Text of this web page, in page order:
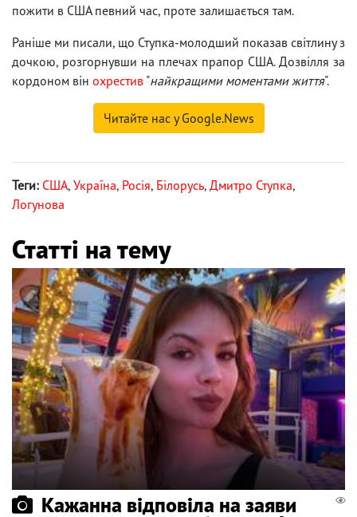
пожити в США певний час, проте залишається там.
Раніше ми писали, що Ступка-молодший показав світлину з
дочкою, розгорнувши на плечах прапор США. Дозвілля за
кордоном він охрестив "найкращими моментами життя".
Читайте нас у Google.News
Теги: США, Україна, Росія, Білорусь, Дмитро Ступка,
Логунова
Статті на тему
Кажанна відповіла на заяви